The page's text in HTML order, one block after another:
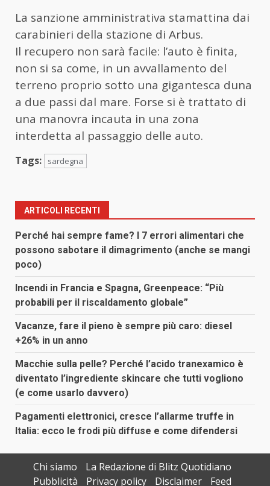
La sanzione amministrativa stamattina dai
carabinieri della stazione di Arbus.
Il recupero non sarà facile: l’auto è finita,
non si sa come, in un avvallamento del
terreno proprio sotto una gigantesca duna
a due passi dal mare. Forse si è trattato di
una manovra incauta in una zona
interdetta al passaggio delle auto.
Tags: sardegna
ARTICOLI RECENTI
Perché hai sempre fame? I 7 errori alimentari che
possono sabotare il dimagrimento (anche se mangi
poco)
Incendi in Francia e Spagna, Greenpeace: “Più
probabili per il riscaldamento globale”
Vacanze, fare il pieno è sempre più caro: diesel
+26% in un anno
Macchie sulla pelle? Perché l’acido tranexamico è
diventato l’ingrediente skincare che tutti vogliono
(e come usarlo davvero)
Pagamenti elettronici, cresce l’allarme truffe in
Italia: ecco le frodi più diffuse e come difendersi
Chi siamo
La Redazione di Blitz Quotidiano
Pubblicità
Privacy policy Disclaimer Feed